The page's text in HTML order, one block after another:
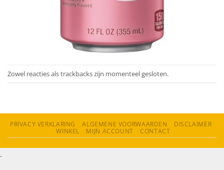
Zowel reacties als trackbacks zijn momenteel gesloten.
PRIVACY VERKLARING ALGEMENE VOORWAARDEN
DISCLAIMER
WINKEL
MIJN ACCOUNT CONTACT